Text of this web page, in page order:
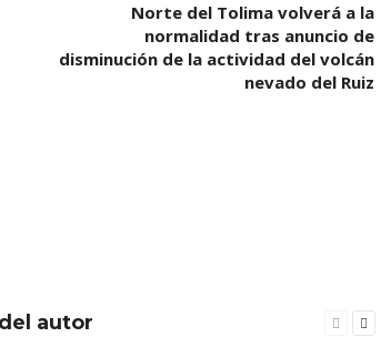
Norte del Tolima volverá a la
normalidad tras anuncio de
disminución de la actividad del volcán
nevado del Ruiz
autor